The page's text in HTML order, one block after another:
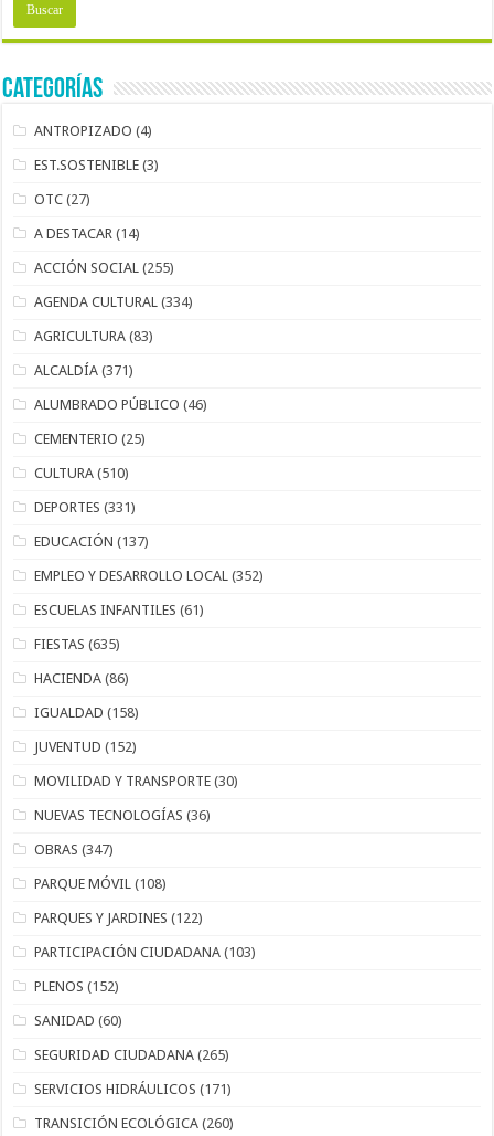
Categorías
ANTROPIZADO (4)
EST.SOSTENIBLE (3)
OTC (27)
A DESTACAR (14)
ACCIÓN SOCIAL (255)
AGENDA CULTURAL (334)
AGRICULTURA (83)
ALCALDÍA (371)
ALUMBRADO PÚBLICO (46)
CEMENTERIO (25)
CULTURA (510)
DEPORTES (331)
EDUCACIÓN (137)
EMPLEO Y DESARROLLO LOCAL (352)
ESCUELAS INFANTILES (61)
FIESTAS (635)
HACIENDA (86)
IGUALDAD (158)
JUVENTUD (152)
MOVILIDAD Y TRANSPORTE (30)
NUEVAS TECNOLOGÍAS (36)
OBRAS (347)
PARQUE MÓVIL (108)
PARQUES Y JARDINES (122)
PARTICIPACIÓN CIUDADANA (103)
PLENOS (152)
SANIDAD (60)
SEGURIDAD CIUDADANA (265)
SERVICIOS HIDRÁULICOS (171)
TRANSICIÓN ECOLÓGICA (260)